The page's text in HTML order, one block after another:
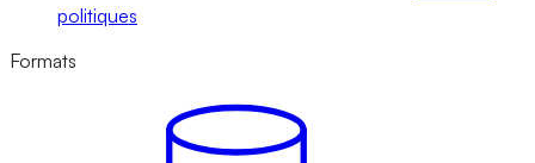
politiques
Formats